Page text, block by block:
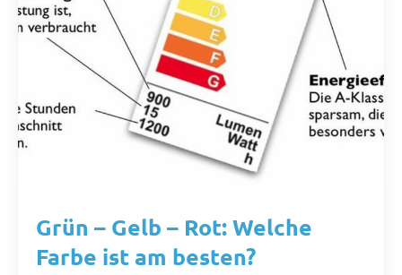
Grün – Gelb – Rot: Welche
Farbe ist am besten?